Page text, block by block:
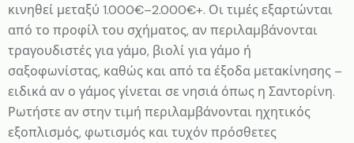
κινηθεί μεταξύ 1.000€–2.000€+. Οι τιμές εξαρτώνται
από το προφίλ του σχήματος, αν περιλαμβάνονται
τραγουδιστές για γάμο, βιολί για γάμο ή
σαξοφωνίστας, καθώς και από τα έξοδα μετακίνησης –
ειδικά αν ο γάμος γίνεται σε νησιά όπως η Σαντορίνη.
Ρωτήστε αν στην τιμή περιλαμβάνονται ηχητικός
εξοπλισμός, φωτισμός και τυχόν πρόσθετες